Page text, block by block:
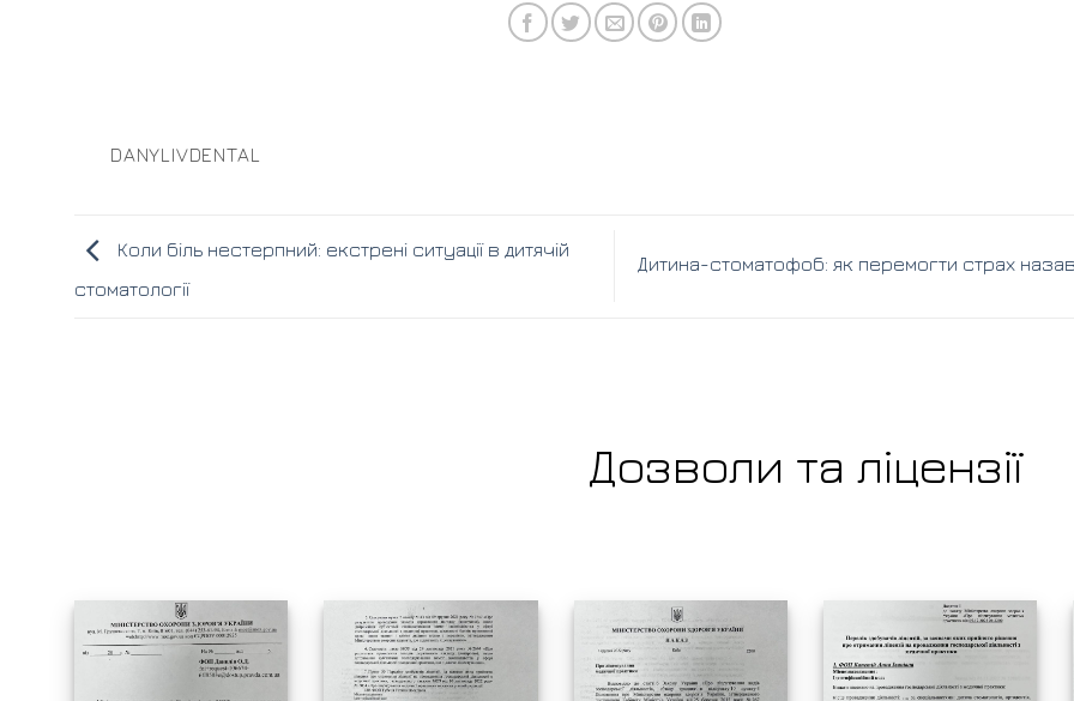
DANYLIVDENTAL
Коли біль нестерпний: екстрені ситуації в дитячій
стоматології
Дитина-стоматофоб: як перемогти страх
Дозволи та ліцензії